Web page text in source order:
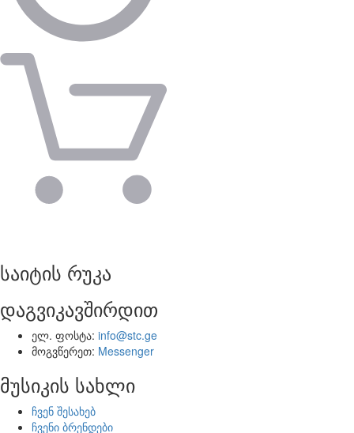
საიტის რუკა
დაგვიკავშირდით
ელ. ფოსტა: info@stc.ge
მოგვწერეთ: Messenger
მუსიკის სახლი
ჩვენ შესახებ
ჩვენი ბრენდები